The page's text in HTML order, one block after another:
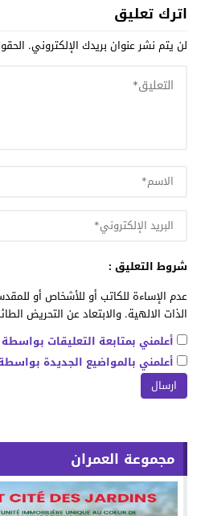
اترك تعليق
لن يتم نشر عنوان بريدك الإلكتروني.
شروط التعليق :
عدم الإساءة للكاتب أو للأشخاص أو
الذات الالهية. والابتعاد عن التحريض
أعلمني بمتابعة التعليقات بواسطة
أعلمني بالمواضيع الجديدة بواسطة
مجموعة العمران